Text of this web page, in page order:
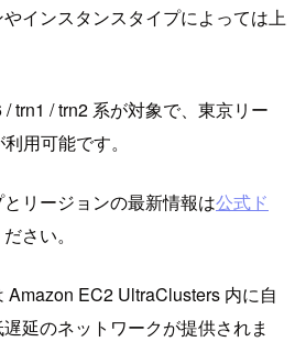
インスタンスタイプによっては上
trn1 / trn2 系が対象で、東京リー
用可能です。
リージョンの最新情報は公式ド
さい。
EC2 UltraClusters 内に自
延のネットワークが提供されま